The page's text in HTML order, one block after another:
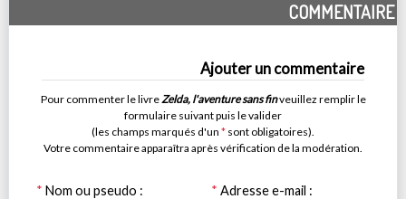
COMMENTAIRE
Ajouter un commentaire
Pour commenter le livreZelda, l'aventure sans finveuillez remplir le
formulaire suivant puis le valider
(les champs marqués d'un * sont obligatoires).
Votre commentaire apparaîtra après vérification de la modération.
* Nom ou pseudo : * Adresse e-mail :